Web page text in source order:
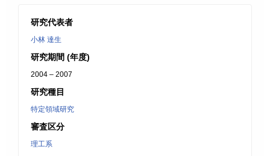
研究代表者
小林 達生
研究期間 (年度)
2004 – 2007
研究種目
特定領域研究
審査区分
理工系